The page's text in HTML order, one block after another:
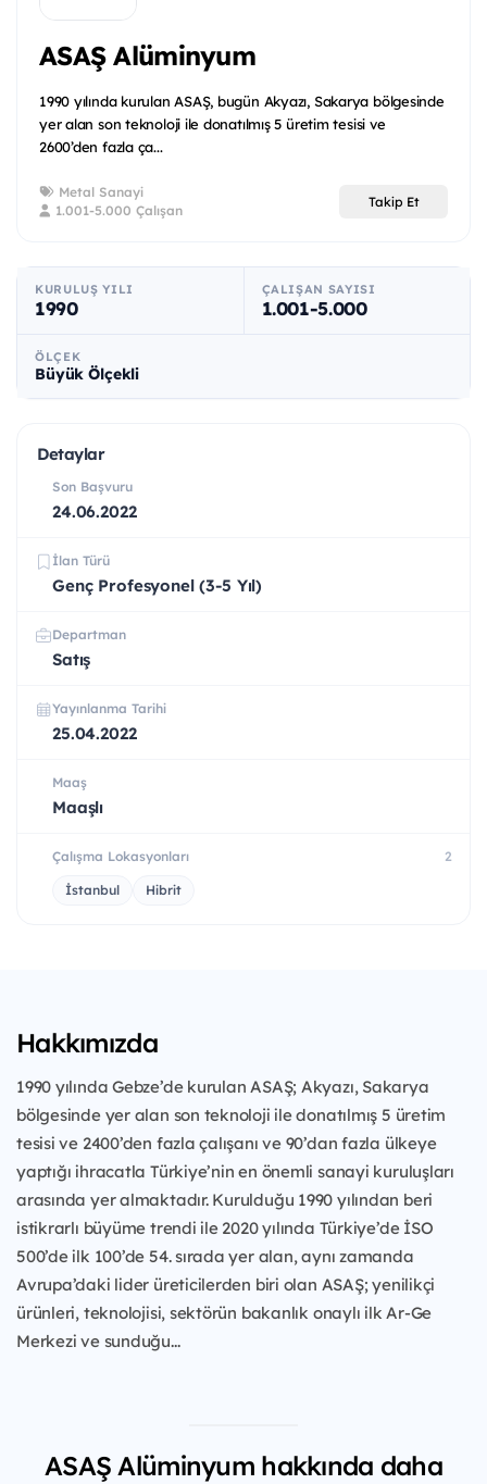
ASAŞ Alüminyum
1990 yılında kurulan ASAŞ, bugün Akyazı, Sakarya bölgesinde
yer alan son teknoloji ile donatılmış 5 üretim tesisi ve
2600’den fazla ça...
Metal Sanayi
1.001-5.000 Çalışan
Takip Et
KURULUŞ YILI
1990
ÇALIŞAN SAYISI
1.001-5.000
ÖLÇEK
Büyük Ölçekli
Detaylar
Son Başvuru
24.06.2022
İlan Türü
Genç Profesyonel (3-5 Yıl)
Departman
Satış
Yayınlanma Tarihi
25.04.2022
Maaş
Maaşlı
Çalışma Lokasyonları 2
İstanbul Hibrit
Hakkımızda
1990 yılında Gebze’de kurulan ASAŞ; Akyazı, Sakarya
bölgesinde yer alan son teknoloji ile donatılmış 5 üretim
tesisi ve 2400’den fazla çalışanı ve 90’dan fazla ülkeye
yaptığı ihracatla Türkiye’nin en önemli sanayi kuruluşları
arasında yer almaktadır. Kurulduğu 1990 yılından beri
istikrarlı büyüme trendi ile 2020 yılında Türkiye’de İSO
500’de ilk 100’de 54. sırada yer alan, aynı zamanda
Avrupa’daki lider üreticilerden biri olan ASAŞ; yenilikçi
ürünleri, teknolojisi, sektörün bakanlık onaylı ilk Ar-Ge
Merkezi ve sunduğu...
ASAŞ Alüminyum hakkında daha